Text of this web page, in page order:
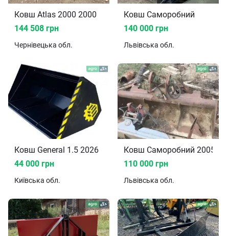
Ковш Atlas 2000 2000
144 508 грн
Чернівецька обл.
Ковш Саморобний
140 000 грн
Львівська обл.
Ковш General 1.5 2026
44 000 грн
Київська обл.
Ковш Саморобний 2005
110 000 грн
Львівська обл.